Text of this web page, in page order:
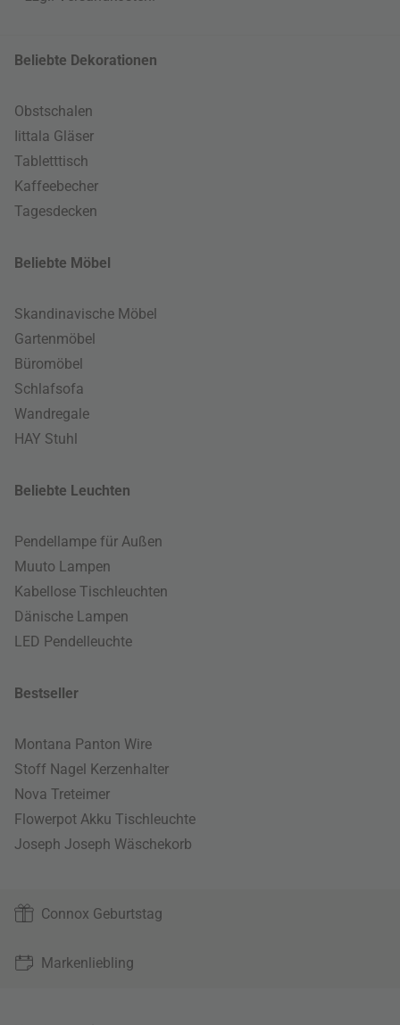
Beliebte Dekorationen
Obstschalen
Iittala Gläser
Tabletttisch
Kaffeebecher
Tagesdecken
Beliebte Möbel
Skandinavische Möbel
Gartenmöbel
Büromöbel
Schlafsofa
Wandregale
HAY Stuhl
Beliebte Leuchten
Pendellampe für Außen
Muuto Lampen
Kabellose Tischleuchten
Dänische Lampen
LED Pendelleuchte
Bestseller
Montana Panton Wire
Stoff Nagel Kerzenhalter
Nova Treteimer
Flowerpot Akku Tischleuchte
Joseph Joseph Wäschekorb
Connox Geburtstag
Markenliebling